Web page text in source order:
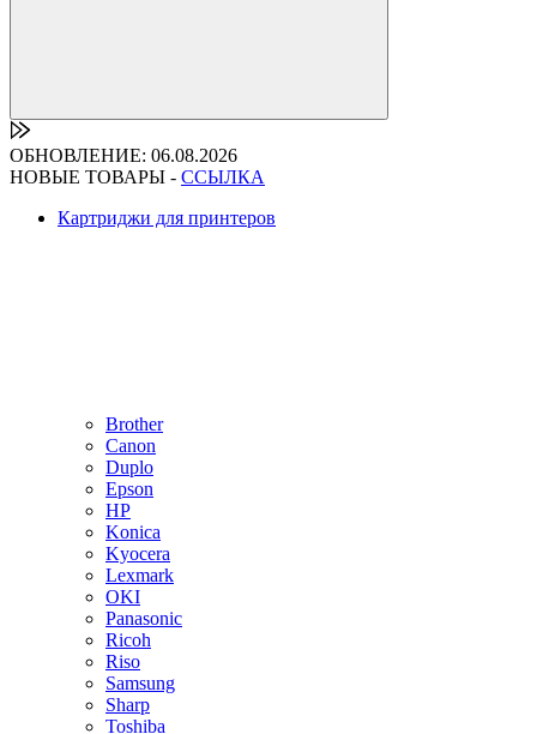
ОБНОВЛЕНИЕ: 06.08.2026
НОВЫЕ ТОВАРЫ - ССЫЛКА
Картриджи для принтеров
Brother
Canon
Duplo
Epson
HP
Konica
Kyocera
Lexmark
OKI
Panasonic
Ricoh
Riso
Samsung
Sharp
Toshiba